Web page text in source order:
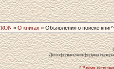
» О книгах » Объявления о поиске книг^
Для оформления форума
[ Время